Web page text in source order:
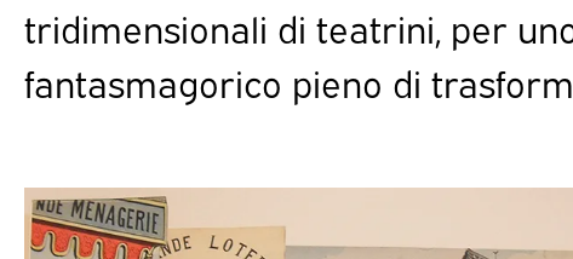
tridimensionali di teatrini, per
fantasmagorico pieno di